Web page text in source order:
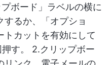
ボード」ラベルの横に
るか、「オプショ
トカットを有効にして
す。 2.クリップボー